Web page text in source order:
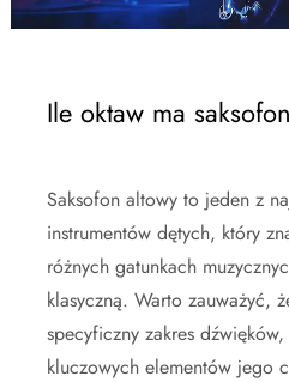
Ile oktaw ma
Saksofon altowy to jeden z
instrumentów dętych, który
różnych gatunkach
klasyczną. Warto zauważyć,
specyficzny zakres
kluczowych elementów jego